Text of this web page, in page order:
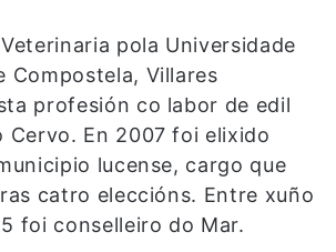
pola Universidade
Compostela, Villares
profesión co labor de edil
Cervo. En 2007 foi elixido
lucense, cargo que
catro eleccións. Entre xuño
foi conselleiro do Mar.